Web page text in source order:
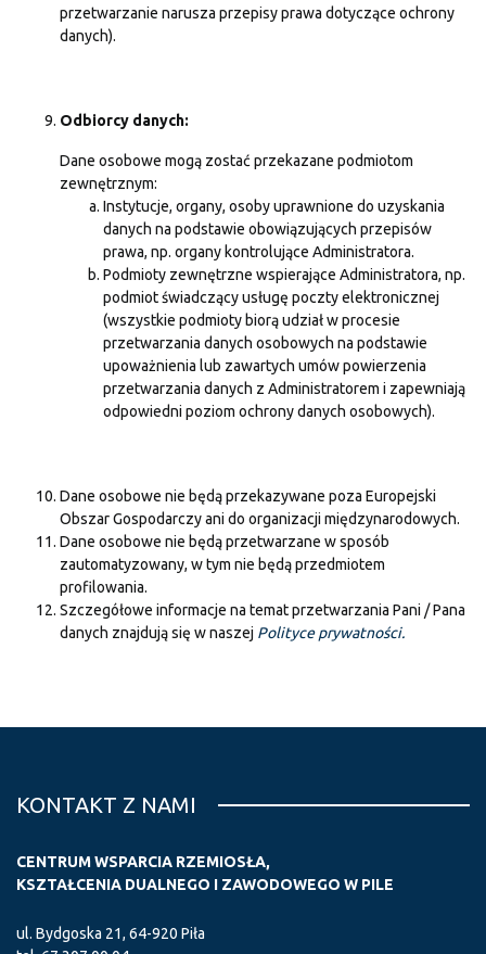
przetwarzanie narusza przepisy prawa dotyczące ochrony
danych).
Odbiorcy danych:
Dane osobowe mogą zostać przekazane podmiotom
zewnętrznym:
Instytucje, organy, osoby uprawnione do uzyskania
danych na podstawie obowiązujących przepisów
prawa, np. organy kontrolujące Administratora.
Podmioty zewnętrzne wspierające Administratora, np.
podmiot świadczący usługę poczty elektronicznej
(wszystkie podmioty biorą udział w procesie
przetwarzania danych osobowych na podstawie
upoważnienia lub zawartych umów powierzenia
przetwarzania danych z Administratorem i zapewniają
odpowiedni poziom ochrony danych osobowych).
Dane osobowe nie będą przekazywane poza Europejski
Obszar Gospodarczy ani do organizacji międzynarodowych.
Dane osobowe nie będą przetwarzane w sposób
zautomatyzowany, w tym nie będą przedmiotem
profilowania.
Szczegółowe informacje na temat przetwarzania Pani / Pana
danych znajdują się w naszej Polityce prywatności.
KONTAKT Z NAMI
CENTRUM WSPARCIA RZEMIOSŁA,
KSZTAŁCENIA DUALNEGO I ZAWODOWEGO W PILE
ul. Bydgoska 21, 64-920 Piła